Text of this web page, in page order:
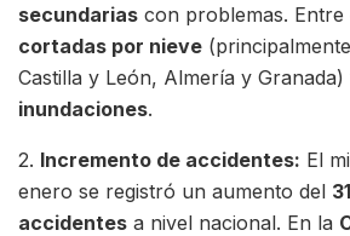
secundarias con problemas. Entre
cortadas por nieve
Castilla y León, Almería y Granada)
inundaciones.
2. Incremento de accidentes: El
enero se registró un aumento del
accidentes a nivel nacional. En la